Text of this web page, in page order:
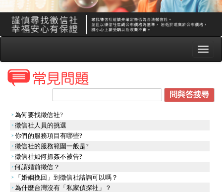
為何要找徵信社?
徵信社人員的挑選
你們的服務項目有哪些?
徵信社的服務範圍一般是?
徵信社如何抓姦不被告?
何謂婚前徵信？
「婚姻挽回」到徵信社諮詢可以嗎？
為什麼台灣沒有「私家偵探社」？